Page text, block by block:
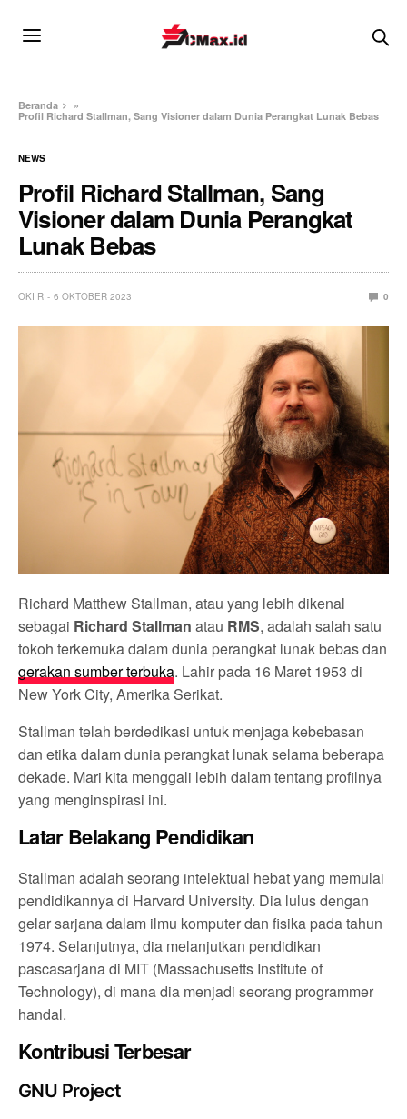
Beranda
»
Profil Richard Stallman, Sang Visioner dalam Dunia Perangkat Lunak Bebas
NEWS
Profil Richard Stallman, Sang
Visioner dalam Dunia Perangkat
Lunak Bebas
OKI R 6 OKTOBER 2023 0
Richard Matthew Stallman, atau yang lebih dikenal
sebagai Richard Stallman atau RMS, adalah salah satu
tokoh terkemuka dalam dunia perangkat lunak bebas dan
gerakan sumber terbuka. Lahir pada 16 Maret 1953 di
New York City, Amerika Serikat.
Stallman telah berdedikasi untuk menjaga kebebasan
dan etika dalam dunia perangkat lunak selama beberapa
dekade. Mari kita menggali lebih dalam tentang profilnya
yang menginspirasi ini.
Latar Belakang Pendidikan
Stallman adalah seorang intelektual hebat yang memulai
pendidikannya di Harvard University. Dia lulus dengan
gelar sarjana dalam ilmu komputer dan fisika pada tahun
1974. Selanjutnya, dia melanjutkan pendidikan
pascasarjana di MIT (Massachusetts Institute of
Technology), di mana dia menjadi seorang programmer
handal.
Kontribusi Terbesar
GNU Project